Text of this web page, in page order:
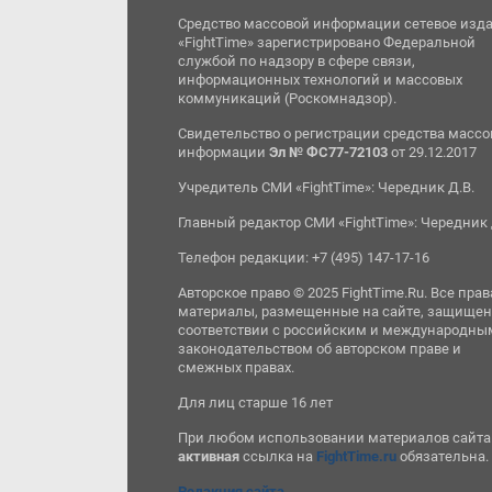
Средство массовой информации сетевое
«FightTime» зарегистрировано Федеральной
службой по надзору в сфере связи,
информационных технологий и массовых
коммуникаций (Роскомнадзор).
Свидетельство о регистрации средства
информацииЭл № ФС77-72103 от 29.12.2017
Учредитель СМИ «FightTime»: Чередник Д.В.
Главный редактор СМИ «FightTime»: Чередник
Телефон редакции: +7 (495) 147-17-16
Авторское право © 2025 FightTime.Ru. Все
материалы, размещенные на сайте,
соответствии с российским и
законодательством об авторском праве и
смежных правах.
Для лиц старше 16 лет
При любом использовании материалов сайта
активная ссылка на FightTime.ru обязательна.